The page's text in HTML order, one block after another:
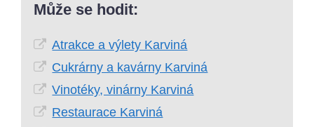
Může se hodit:
Atrakce a výlety Karviná
Cukrárny a kavárny Karviná
Vinotéky, vinárny Karviná
Restaurace Karviná